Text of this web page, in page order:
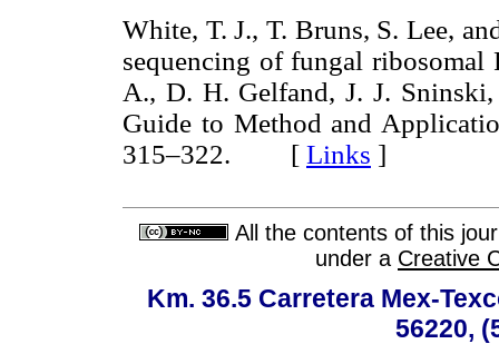
White, T. J., T. Bruns, S. Lee,
sequencing of fungal
A., D. H. Gelfand, J. J.
Guide to Method and
315–322. [ Links ]
All the contents of this
under a Creative
Km. 36.5 Carretera Mex-
56220,